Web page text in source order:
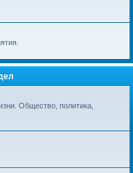
Общество, политика,